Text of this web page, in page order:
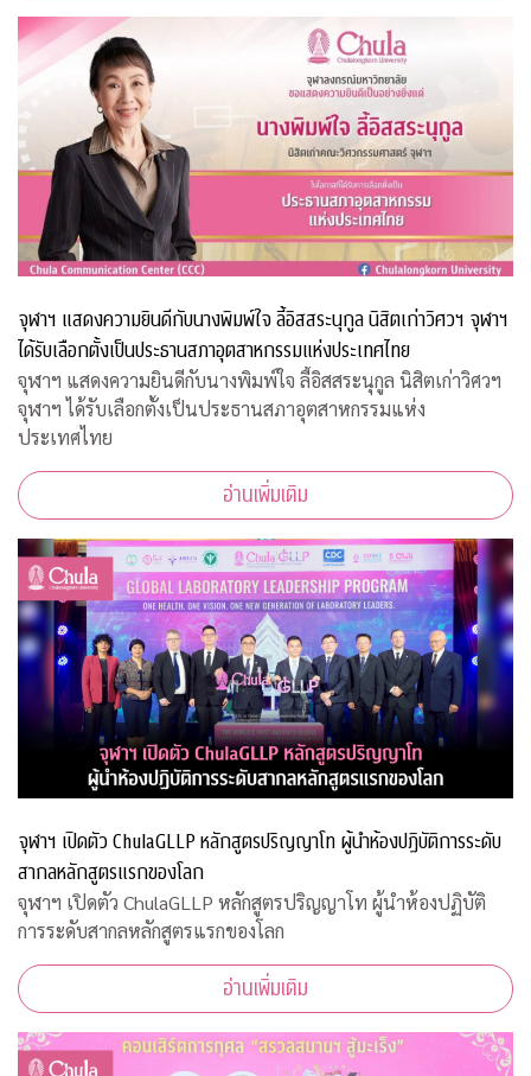
จุฬาฯ แสดงความยินดีกับนางพิมพ์ใจ ลี้อิสสระนุกูล นิสิตเก่าวิศวฯ จุฬาฯ
ได้รับเลือกตั้งเป็นประธานสภาอุตสาหกรรมแห่งประเทศไทย
จุฬาฯ แสดงความยินดีกับนางพิมพ์ใจ ลี้อิสสระนุกูล นิสิตเก่าวิศวฯ
จุฬาฯ ได้รับเลือกตั้งเป็นประธานสภาอุตสาหกรรมแห่ง
ประเทศไทย
อ่านเพิ่มเติม
จุฬาฯ เปิดตัว ChulaGLLP หลักสูตรปริญญาโท ผู้นำห้องปฏิบัติการระดับ
สากลหลักสูตรแรกของโลก
จุฬาฯ เปิดตัว ChulaGLLP หลักสูตรปริญญาโท ผู้นำห้องปฏิบัติ
การระดับสากลหลักสูตรแรกของโลก
อ่านเพิ่มเติม